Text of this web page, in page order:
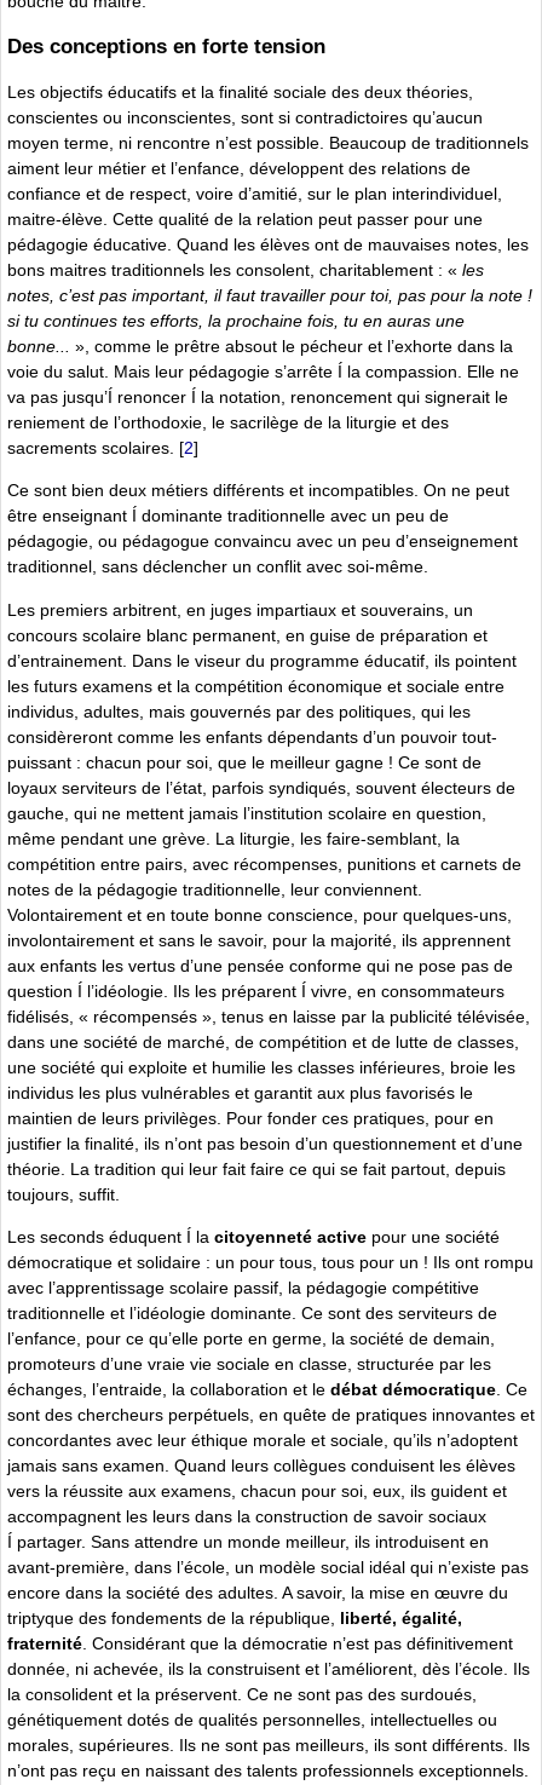
Des conceptions en forte tension
Les objectifs éducatifs et la finalité sociale des deux théories,
conscientes ou inconscientes, sont si contradictoires qu’aucun
moyen terme, ni rencontre n’est possible. Beaucoup de traditionnels
aiment leur métier et l’enfance, développent des relations de
confiance et de respect, voire d’amitié, sur le plan interindividuel,
maitre-élève. Cette qualité de la relation peut passer pour une
pédagogie éducative. Quand les élèves ont de mauvaises notes, les
bons maitres traditionnels les consolent, charitablement : « les
notes, c’est pas important, il faut travailler pour toi, pas pour la note !
si tu continues tes efforts, la prochaine fois, tu en auras une
bonne...
», comme le prêtre absout le pécheur et l’exhorte dans la
voie du salut. Mais leur pédagogie s’arrête Í la compassion. Elle ne
va pas jusqu’Í renoncer Í la notation, renoncement qui signerait le
reniement de l’orthodoxie, le sacrilège de la liturgie et des
sacrements scolaires. [2]
Ce sont bien deux métiers différents et incompatibles. On ne peut
être enseignant Í dominante traditionnelle avec un peu de
pédagogie, ou pédagogue convaincu avec un peu d’enseignement
traditionnel, sans déclencher un conflit avec soi-même.
Les premiers arbitrent, en juges impartiaux et souverains, un
concours scolaire blanc permanent, en guise de préparation et
d’entrainement. Dans le viseur du programme éducatif, ils pointent
les futurs examens et la compétition économique et sociale entre
individus, adultes, mais gouvernés par des politiques, qui les
considèreront comme les enfants dépendants d’un pouvoir tout-
puissant : chacun pour soi, que le meilleur gagne ! Ce sont de
loyaux serviteurs de l’état, parfois syndiqués, souvent électeurs de
gauche, qui ne mettent jamais l’institution scolaire en question,
même pendant une grève. La liturgie, les faire-semblant, la
compétition entre pairs, avec récompenses, punitions et carnets de
notes de la pédagogie traditionnelle, leur conviennent.
Volontairement et en toute bonne conscience, pour quelques-uns,
involontairement et sans le savoir, pour la majorité, ils apprennent
aux enfants les vertus d’une pensée conforme qui ne pose pas de
question Í l’idéologie. Ils les préparent Í vivre, en consommateurs
fidélisés, « récompensés », tenus en laisse par la publicité télévisée,
dans une société de marché, de compétition et de lutte de classes,
une société qui exploite et humilie les classes inférieures, broie les
individus les plus vulnérables et garantit aux plus favorisés le
maintien de leurs privilèges. Pour fonder ces pratiques, pour en
justifier la finalité, ils n’ont pas besoin d’un questionnement et d’une
théorie. La tradition qui leur fait faire ce qui se fait partout, depuis
toujours, suffit.
Les seconds éduquent Í la citoyenneté active pour une société
démocratique et solidaire : un pour tous, tous pour un ! Ils ont rompu
avec l’apprentissage scolaire passif, la pédagogie compétitive
traditionnelle et l’idéologie dominante. Ce sont des serviteurs de
l’enfance, pour ce qu’elle porte en germe, la société de demain,
promoteurs d’une vraie vie sociale en classe, structurée par les
échanges, l’entraide, la collaboration et le débat démocratique. Ce
sont des chercheurs perpétuels, en quête de pratiques innovantes et
concordantes avec leur éthique morale et sociale, qu’ils n’adoptent
jamais sans examen. Quand leurs collègues conduisent les élèves
vers la réussite aux examens, chacun pour soi, eux, ils guident et
accompagnent les leurs dans la construction de savoir sociaux
Í partager. Sans attendre un monde meilleur, ils introduisent en
avant-première, dans l’école, un modèle social idéal qui n’existe pas
encore dans la société des adultes. A savoir, la mise en œuvre du
triptyque des fondements de la république, liberté, égalité,
fraternité. Considérant que la démocratie n’est pas définitivement
donnée, ni achevée, ils la construisent et l’améliorent, dès l’école. Ils
la consolident et la préservent. Ce ne sont pas des surdoués,
génétiquement dotés de qualités personnelles, intellectuelles ou
morales, supérieures. Ils ne sont pas meilleurs, ils sont différents. Ils
n’ont pas reçu en naissant des talents professionnels exceptionnels.